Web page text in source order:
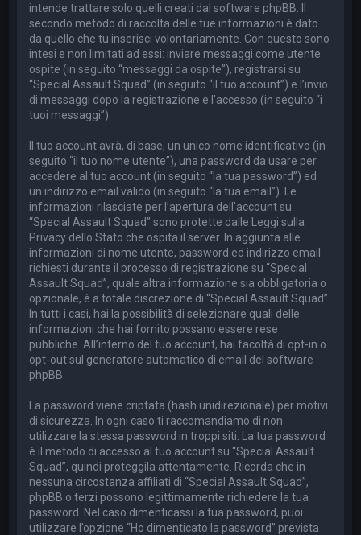
intende trattare solo quelli creati dal software phpBB. Il
secondo metodo di raccolta delle tue informazioni è dato
da quello che tu inserisci volontariamente. Con questo sono
intesi e non limitati ad essi: inviare messaggi come utente
ospite (in seguito “messaggi da ospite”), registrarsi su
“Special Assault Squad” (in seguito “il tuo account”) e l’invio
di messaggi dopo la registrazione e l’accesso (in seguito “i
tuoi messaggi”).
Il tuo account avrà, di base, un unico nome identificativo (in
seguito “il tuo nome utente”), una password da usare per
accedere al tuo account (in seguito “la tua password”) ed
un indirizzo email valido (in seguito “la tua email”). Le
informazioni rilasciate per l’apertura dell’account su
“Special Assault Squad” sono protette dalle Leggi sulla
Privacy dello Stato che ospita il server. In aggiunta alle
informazioni di nome utente, password ed indirizzo email
richiesti durante il processo di registrazione su “Special
Assault Squad”, quale altra informazione sia obbligatoria o
opzionale, è a totale discrezione di “Special Assault Squad”.
In tutti i casi, hai la possibilità di selezionare quali delle
informazioni che hai fornito possano essere rese
pubbliche. All’interno del tuo account, hai facoltà di opt-in o
opt-out sul generatore automatico di email del software
phpBB.
La password viene criptata (hash unidirezionale) per motivi
di sicurezza. In ogni caso ti raccomandiamo di non
utilizzare la stessa password in troppi siti. La tua password
è il metodo di accesso al tuo account su “Special Assault
Squad”, quindi proteggila attentamente. Ricorda che in
nessuna circostanza affiliati di “Special Assault Squad”,
phpBB o terzi possono legittimamente richiedere la tua
password. Nel caso dimenticassi la tua password, puoi
utilizzare l’opzione “Ho dimenticato la password” prevista